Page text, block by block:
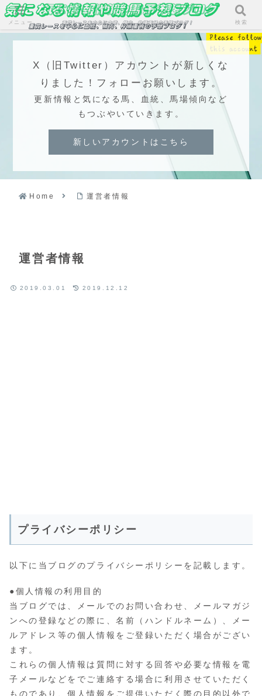
X（旧Twitter）アカウントが新しくな
りました！フォローお願いします。
更新情報と気になる馬、血統、馬場傾向など
もつぶやいていきます。
新しいアカウントはこちら
Home 運営者情報
運営者情報
2019.03.01 2019.12.12
プライバシーポリシー
以下に当ブログのプライバシーポリシーを記載します。
●個人情報の利用目的
当ブログでは、メールでのお問い合わせ、メールマガジ
ンへの登録などの際に、名前（ハンドルネーム）、メー
ルアドレス等の個人情報をご登録いただく場合がござい
ます。
これらの個人情報は質問に対する回答や必要な情報を電
子メールなどをでご連絡する場合に利用させていただく
ものであり、個人情報をご提供いただく際の目的以外で
メニュー 検索